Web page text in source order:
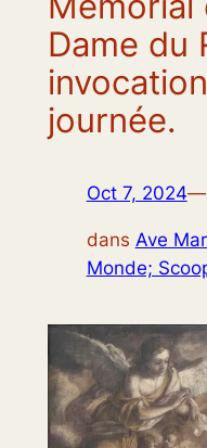
Dame du
journée.
Oct 7, 2024—
dans Ave
Monde;